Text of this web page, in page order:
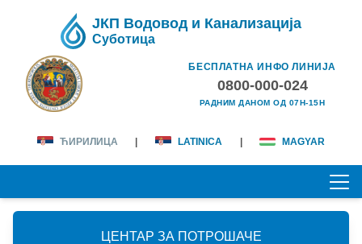
ЈКП Водовод и Канализација
Суботица
БЕСПЛАТНА ИНФО ЛИНИЈА
0800-000-024
РАДНИМ ДАНОМ ОД 07H-15H
ЋИРИЛИЦА LATINICA MAGYAR
ЦЕНТАР ЗА ПОТРОШАЧЕ